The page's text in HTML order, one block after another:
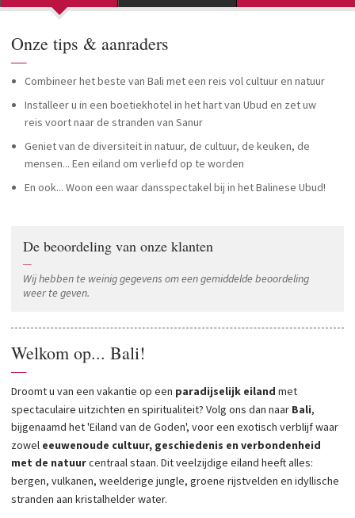
Onze tips & aanraders
—
Combineer het beste van Bali met een reis vol cultuur en natuur
Installeer u in een boetiekhotel in het hart van Ubud en zet uw
reis voort naar de stranden van Sanur
Geniet van de diversiteit in natuur, de cultuur, de keuken, de
mensen... Een eiland om verliefd op te worden
En ook... Woon een waar dansspectakel bij in het Balinese Ubud!
De beoordeling van onze klanten
—
Wij hebben te weinig gegevens om een gemiddelde beoordeling
weer te geven.
Welkom op... Bali!
—
Droomt u van een vakantie op een paradijselijk eiland met
spectaculaire uitzichten en spiritualiteit? Volg ons dan naar Bali,
bijgenaamd het 'Eiland van de Goden', voor een exotisch verblijf waar
zowel eeuwenoude cultuur, geschiedenis en verbondenheid
met de natuurcentraal staan. Dit veelzijdige eiland heeft alles:
bergen, vulkanen, weelderige jungle, groene rijstvelden en idyllische
stranden aan kristalhelder water.